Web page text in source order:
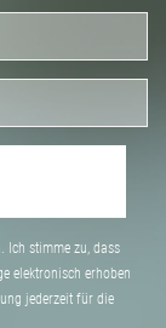
Ich stimme zu, dass
elektronisch erhoben
jederzeit für die